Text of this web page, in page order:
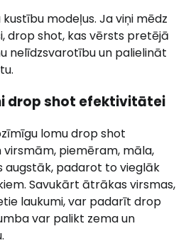
modeļus. Ja viņi mēdz
drop shot, kas vērsts pretējā
nelīdzsvarotību un palielināt
drop shot efektivitātei
lomu drop shot
piemēram, māla,
padarot to vieglāk
Savukārt ātrākas virsmas,
laukumi, var padarīt drop
var palikt zema un